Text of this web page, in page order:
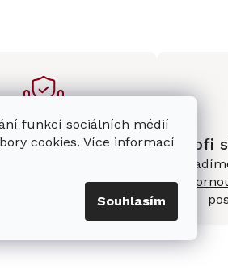
funkcí sociálních médií
cookies. Více informací
Souhlasím
prodejce
spotřebičů Miele se
od roku 2001.
Profi